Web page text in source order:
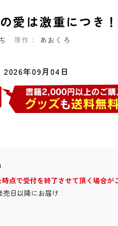
愛は激重につき
原作： あおくろ
2026年09月04日
点で受付を終了させて頂く場合が
売日以降にお届け